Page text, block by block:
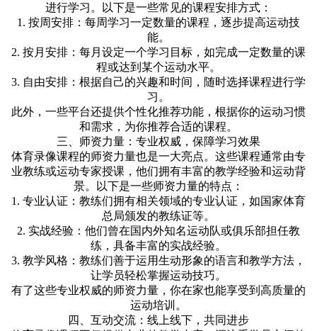
进行学习。以下是一些常见的课程安排方式：
1. 按周安排：每周学习一定数量的课程，逐步提高运动技
能。
2. 按月安排：每月设定一个学习目标，如完成一定数量的课
程或达到某个运动水平。
3. 自由安排：根据自己的兴趣和时间，随时选择课程进行学
习。
此外，一些平台还提供个性化推荐功能，根据你的运动习惯
和需求，为你推荐合适的课程。
三、师资力量：专业权威，保障学习效果
体育录像课程的师资力量也是一大亮点。这些课程通常由专
业教练或运动专家授课，他们拥有丰富的教学经验和运动背
景。以下是一些师资力量的特点：
1. 专业认证：教练们拥有相关领域的专业认证，如国家体育
总局颁发的教练证等。
2. 实战经验：他们曾在国内外知名运动队或俱乐部担任教
练，具备丰富的实战经验。
3. 教学风格：教练们善于运用生动形象的语言和教学方法，
让学员轻松掌握运动技巧。
有了这些专业权威的师资力量，你在家也能享受到高质量的
运动培训。
四、互动交流：线上线下，共同进步